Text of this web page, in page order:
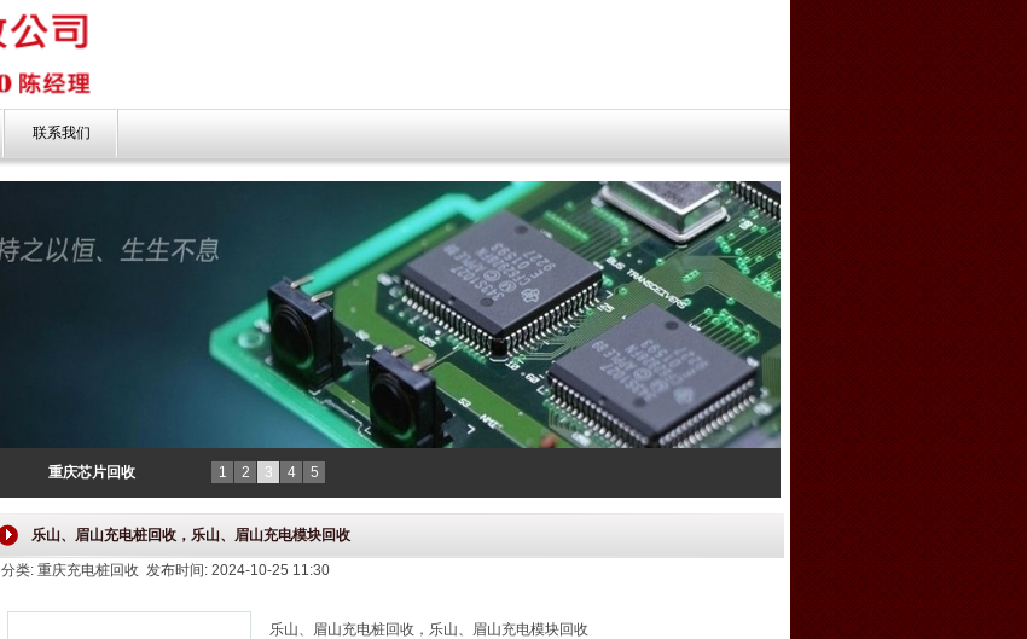
联系我们
重庆芯片回收 1 2 3 4 5
乐山、眉山充电桩回收，乐山、眉山充电模块回收
分类: 重庆充电桩回收 发布时间: 2024-10-25 11:30
乐山、眉山充电桩回收，乐山、眉山充电模块回收